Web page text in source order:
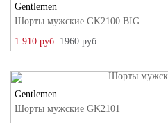
Gentlemen
Шорты мужские GK2100 BIG
1 910 руб. 1960 руб.
Gentlemen
Шорты мужские GK2101